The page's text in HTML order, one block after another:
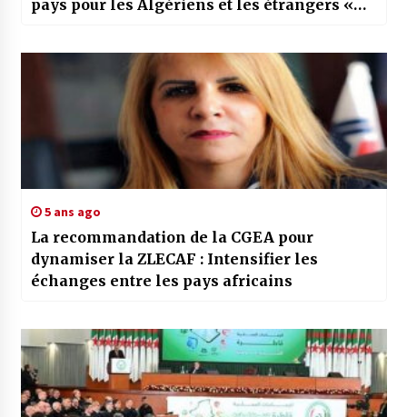
pays pour les Algériens et les étrangers «
5 ans ago
La recommandation de la CGEA pour
dynamiser la ZLECAF : Intensifier les
échanges entre les pays africains